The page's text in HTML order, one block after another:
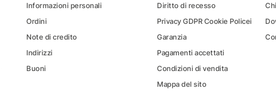
Informazioni personali
Ordini
Note di credito
Indirizzi
Buoni
Diritto di recesso
Privacy GDPR Cookie Policei
Garanzia
Pagamenti accettati
Condizioni di vendita
Mappa del sito